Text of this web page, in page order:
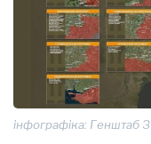
інфографіка: Генштаб